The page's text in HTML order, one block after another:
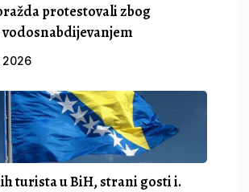
protestovali zbog
2026
turista u BiH, strani gosti i.